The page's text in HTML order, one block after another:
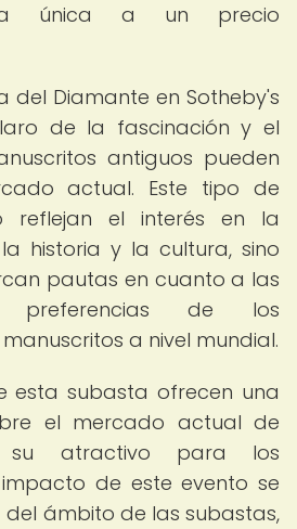
única a un precio
del Diamante en Sotheby's
de la fascinación y el
antiguos pueden
actual. Este tipo de
reflejan el interés en la
historia y la cultura, sino
pautas en cuanto a las
preferencias de los
a nivel mundial.
esta subasta ofrecen una
el mercado actual de
su atractivo para los
impacto de este evento se
del ámbito de las subastas,